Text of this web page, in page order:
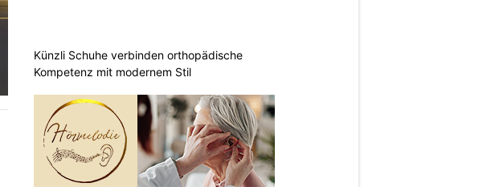
Künzli Schuhe verbinden orthopädische
Kompetenz mit modernem Stil